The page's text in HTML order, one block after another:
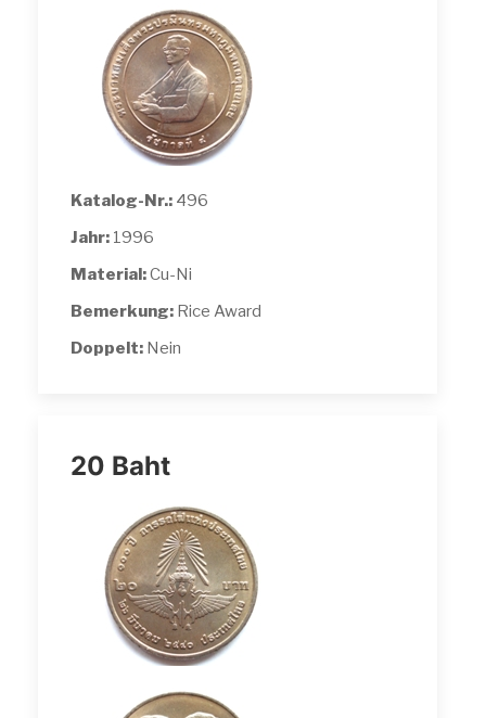
Katalog-Nr.: 496
Jahr: 1996
Material:Cu-Ni
Bemerkung: Rice Award
Doppelt: Nein
20 Baht